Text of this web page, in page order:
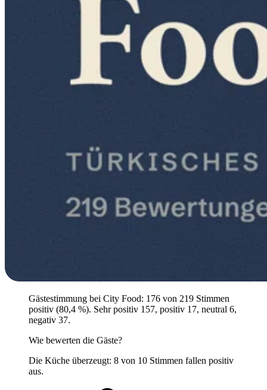
Gästestimmung bei City Food: 176 von 219 Stimmen
positiv (80,4 %). Sehr positiv 157, positiv 17, neutral 6,
negativ 37.
Wie bewerten die Gäste?
Die Küche überzeugt: 8 von 10 Stimmen fallen positiv
aus.